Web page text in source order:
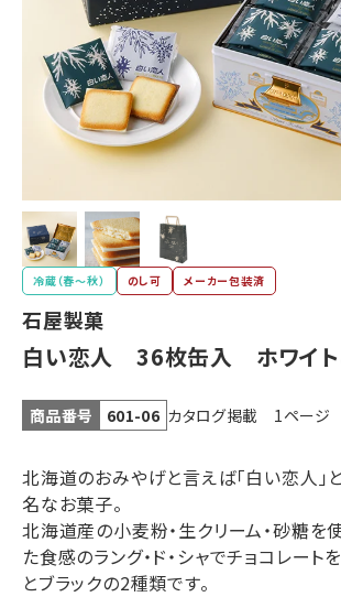
冷蔵（春〜秋） のし可 メーカー包装済
石屋製菓
白い恋人 36枚缶入 ホワイト
商品番号 601-06 カタログ掲載 1ページ
北海道のおみやげと言えば「白い恋人」
名なお菓子。
北海道産の小麦粉・生クリーム・砂糖を使
た食感のラング・ド・シャでチョコレート
とブラックの2種類です。